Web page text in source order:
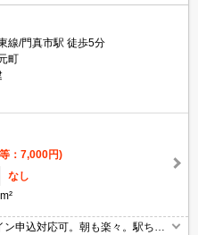
線/門真市駅 徒歩5分
町
：7,000円)
なし
申込対応可。朝も楽々。駅ちか